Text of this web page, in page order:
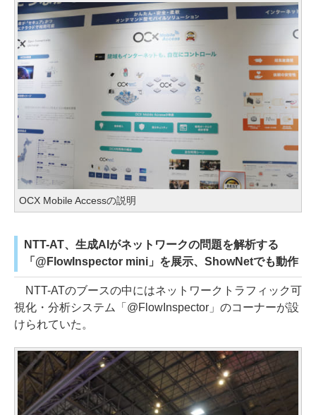
OCX Mobile Accessの説明
NTT-AT、生成AIがネットワークの問題を解析する
「@FlowInspector mini」を展示、ShowNetでも動作
NTT-ATのブースの中にはネットワークトラフィック可
視化・分析システム「@FlowInspector」のコーナーが設
けられていた。